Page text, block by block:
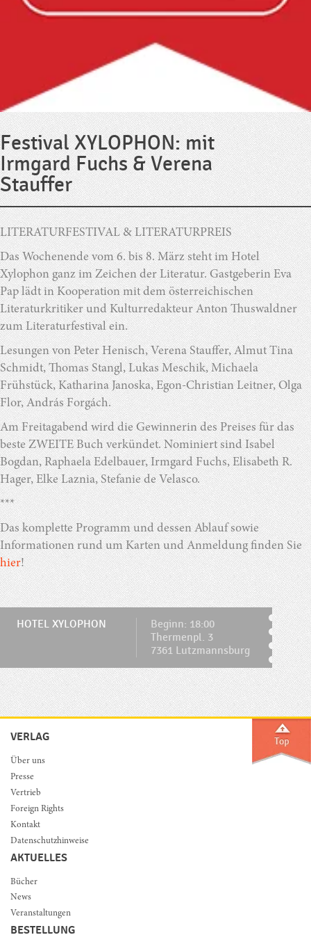
Festival XYLOPHON: mit
Irmgard Fuchs & Verena
Stauffer
LITERATURFESTIVAL & LITERATURPREIS
Das Wochenende vom 6. bis 8. März steht im Hotel
Xylophon ganz im Zeichen der Literatur. Gastgeberin Eva
Pap lädt in Kooperation mit dem österreichischen
Literaturkritiker und Kulturredakteur Anton Thuswaldner
zum Literaturfestival ein.
Lesungen von Peter Henisch, Verena Stauffer, Almut Tina
Schmidt, Thomas Stangl, Lukas Meschik, Michaela
Frühstück, Katharina Janoska, Egon-Christian Leitner, Olga
Flor, András Forgách.
Am Freitagabend wird die Gewinnerin des Preises für das
beste ZWEITE Buch verkündet. Nominiert sind Isabel
Bogdan, Raphaela Edelbauer, Irmgard Fuchs, Elisabeth R.
Hager, Elke Laznia, Stefanie de Velasco.
***
Das komplette Programm und dessen Ablauf sowie
Informationen rund um Karten und Anmeldung finden Sie
hier!
HOTEL XYLOPHON
Beginn: 18:00
Thermenpl. 3
7361 Lutzmannsburg
VERLAG
Über uns
Presse
Vertrieb
Foreign Rights
Kontakt
Datenschutzhinweise
AKTUELLES
Bücher
News
Veranstaltungen
BESTELLUNG